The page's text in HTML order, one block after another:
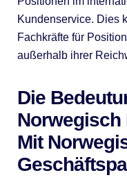
Kundenservice. Dies
Fachkräfte für
außerhalb ihrer
Die
Norwegisch
Mit